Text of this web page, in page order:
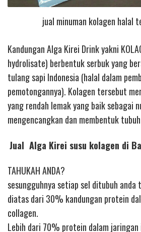
jual minuman kolagen halal
Kandungan Alga Kirei Drink yakni
hydrolisate) berbentuk serbuk yang
tulang sapi Indonesia (halal dalam
pemotongannya). Kolagen tersebut
yang rendah lemak yang baik sebagai
mengencangkan dan membentuk
Jual Alga Kirei susu kolagen di
TAHUKAH ANDA?
sesungguhnya setiap sel ditubuh
diatas dari 30% kandungan protein
collagen.
Lebih dari 70% protein dalam